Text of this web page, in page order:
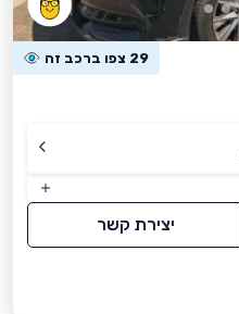
29 צפו ברכב זה
יצירת קשר